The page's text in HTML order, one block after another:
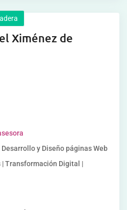
Ximénez de
y Diseño páginas Web
Transformación Digital |